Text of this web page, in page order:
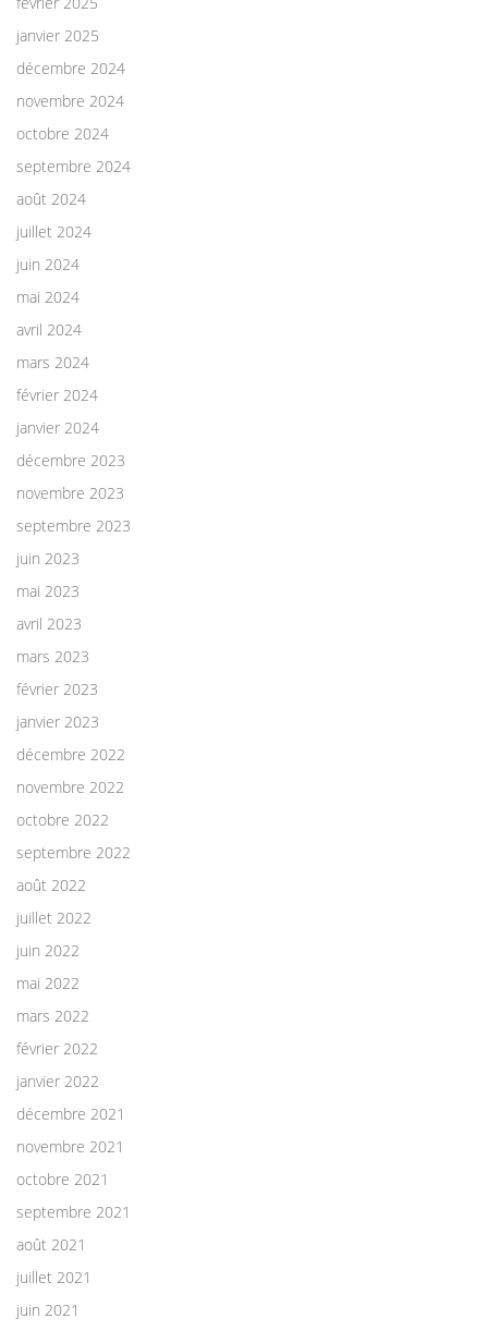
janvier 2025
décembre 2024
novembre 2024
octobre 2024
septembre 2024
août 2024
juillet 2024
juin 2024
mai 2024
avril 2024
mars 2024
février 2024
janvier 2024
décembre 2023
novembre 2023
septembre 2023
juin 2023
mai 2023
avril 2023
mars 2023
février 2023
janvier 2023
décembre 2022
novembre 2022
octobre 2022
septembre 2022
août 2022
juillet 2022
juin 2022
mai 2022
mars 2022
février 2022
janvier 2022
décembre 2021
novembre 2021
octobre 2021
septembre 2021
août 2021
juillet 2021
juin 2021